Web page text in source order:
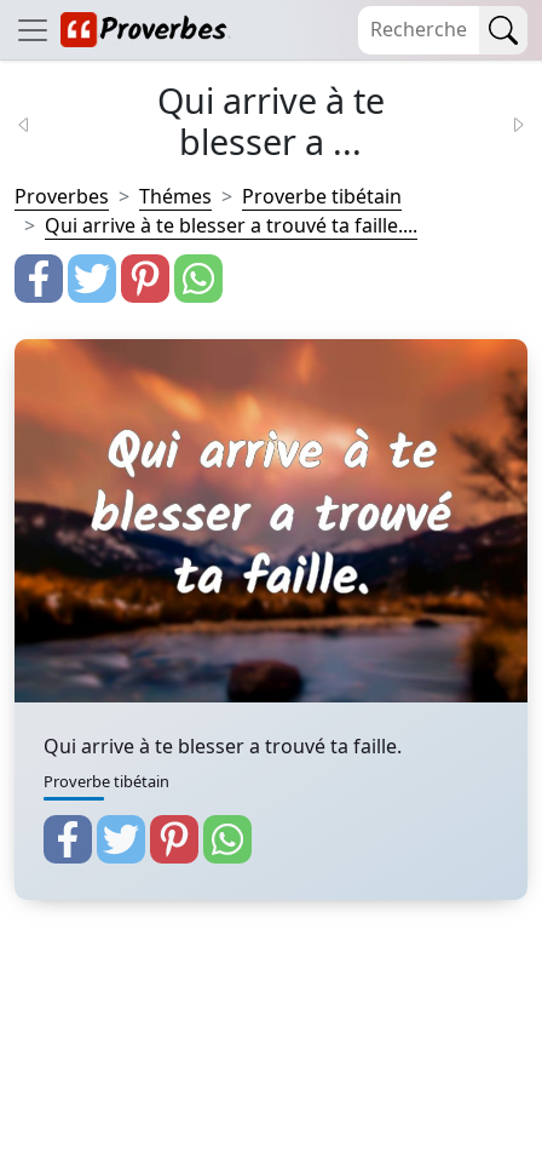
Qui arrive à te
blesser a ...
Proverbes Thémes
Proverbe tibétain
Qui arrive à te blesser a trouvé ta faille....
Qui arrive à te blesser a trouvé ta faille.
Proverbe tibétain